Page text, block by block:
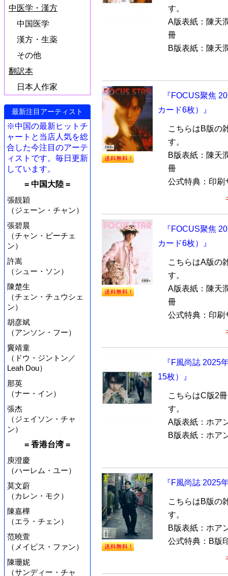
中医学・漢方
中国医学
漢方・生薬
その他
翻訳本
日本人作家
最新注目アーティスト
※中国の最新ヒットチ
ャートと当店人気を総
合した今注目のアーテ
ィストです。毎日更新
しています。
= 中国大陸 =
張靚穎
（ジェーン・チャン）
張碧晨
（チャン・ビーチェ
ン）
許嵩
（シュー・ソン）
陳楚生
（チェン・チュウシェ
ン）
胡彦斌
（アンソン・フー）
竇靖童
（ドウ・ジントン／
Leah Dou）
那英
（ナー・イン）
張杰
（ジェイソン・チャ
ン）
= 香港台湾 =
庾澄慶
（ハーレム・ユー）
莫文蔚
（カレン・モク）
陳嘉樺
（エラ・チェン）
范曉萱
（メイビス・ファン）
陳珊妮
（サンディー・チャ
す。
A版表紙：陳天
冊
B版表紙：陳天
『FOCUS聚焦
カード6枚）』
こちらはB版の
す。
B版表紙：陳天
冊
公式特典：印刷
『FOCUS聚焦
カード6枚）』
こちらはA版の
す。
A版表紙：陳天
冊
公式特典：印刷
『F風尚誌 2025
15枚）』
こちらはC版2
す。
A版表紙：ホア
B版表紙：ホア
『F風尚誌 2025
こちらはB版の
す。
B版表紙：ホア
公式特典：B版